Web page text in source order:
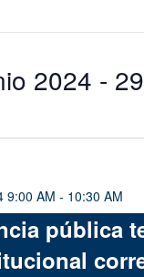
24 junio 2024 -
9:00 AM - 10:30 AM
pública